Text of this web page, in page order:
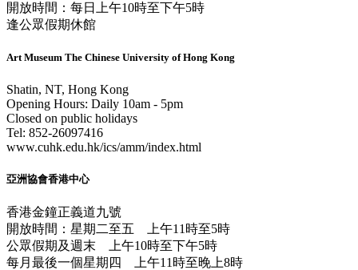
開放時間：每日上午10時至下午5時
逢公眾假期休館
Art Museum The Chinese University of Hong Kong
Shatin, NT, Hong Kong
Opening Hours: Daily 10am - 5pm
Closed on public holidays
Tel: 852-26097416
www.cuhk.edu.hk/ics/amm/index.html
亞洲協會香港中心
香港金鐘正義道九號
開放時間：星期二至五 上午11時至5時
公眾假期及週末 上午10時至下午5時
每月最後一個星期四 上午11時至晚上8時